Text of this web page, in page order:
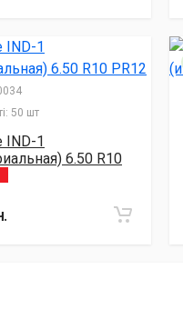
50 шт
IND-1
6.50 R10